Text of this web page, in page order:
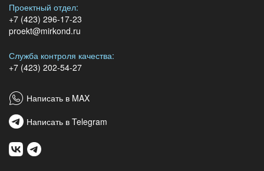
Проектный отдел:
+7 (423) 296-17-23
proekt@mirkond.ru
Служба контроля качества:
+7 (423) 202-54-27
Написать в MAX
Написать в Telegram